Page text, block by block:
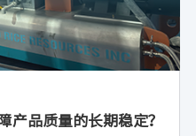
产品质量的长期稳定？